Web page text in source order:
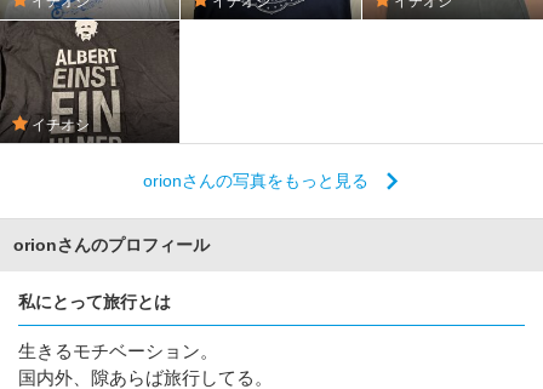
イチオシ
orionさんの写真をもっと見る
orionさんのプロフィール
私にとって旅行とは
生きるモチベーション。
国内外、隙あらば旅行してる。